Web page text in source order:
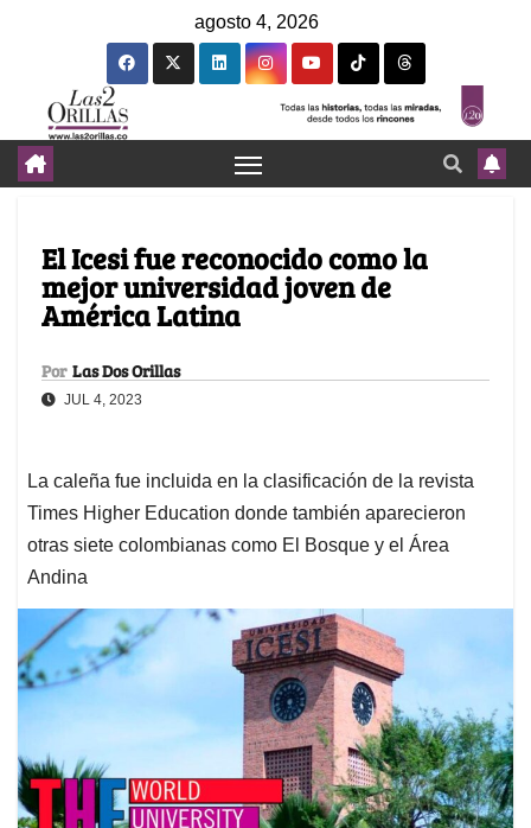
agosto 4, 2026
El Icesi fue reconocido como la
mejor universidad joven de
América Latina
Por Las Dos Orillas
JUL 4, 2023
La caleña fue incluida en la clasificación de la revista
Times Higher Education donde también aparecieron
otras siete colombianas como El Bosque y el Área
Andina